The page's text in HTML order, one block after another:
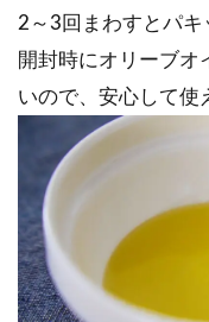
2～3回まわすとパキ
開封時にオリーブオ
いので、安心して使